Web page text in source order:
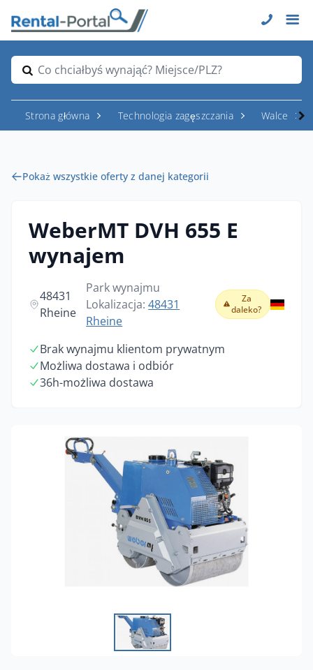
Co chciałbyś wynająć? Miejsce/PLZ?
Strona główna Technologia zagęszczania Walce
Pokaż wszystkie oferty z danej kategorii
WeberMT DVH 655 E
wynajem
48431
Rheine
Park wynajmu
Lokalizacja:48431
Rheine
Za
daleko?
Brak wynajmu klientom prywatnym
Możliwa dostawa i odbiór
36h-możliwa dostawa